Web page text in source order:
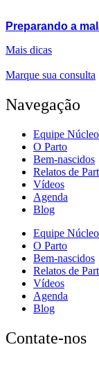
Preparando a
Mais dicas
Marque sua consulta
Navegação
Equipe
O Parto
Bem-nascidos
Relatos de
Vídeos
Agenda
Blog
Equipe
O Parto
Bem-nascidos
Relatos de
Vídeos
Agenda
Blog
Contate-nos